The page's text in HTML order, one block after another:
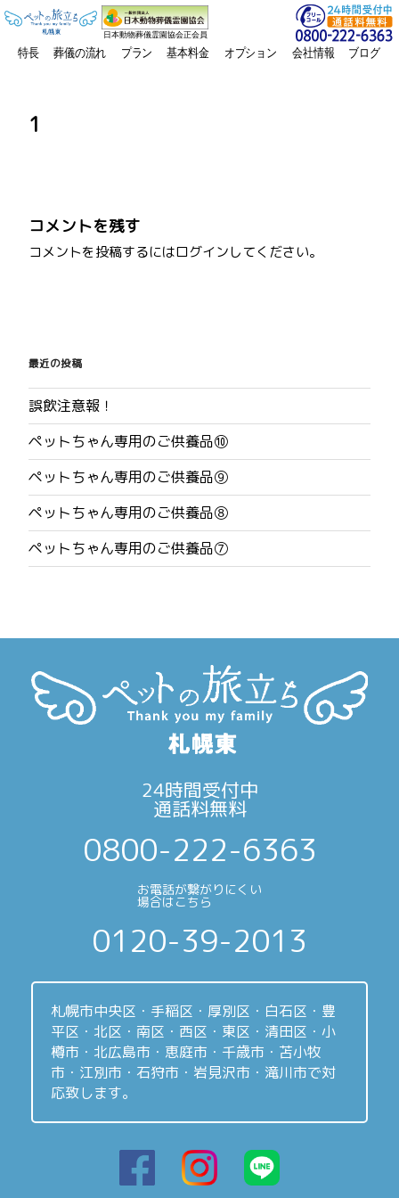
日本動物葬儀霊園協会正会員
特長 葬儀の流れ プラン 基本料金 オプション 会社情報 ブログ
1
コメントを残す
コメントを投稿するにはログインしてください。
稿
ナ
ビ
ゲ
ー
シ
ョ
最近の投稿
誤飲注意報！
ペットちゃん専用のご供養品⑩
ペットちゃん専用のご供養品⑨
ペットちゃん専用のご供養品⑧
ペットちゃん専用のご供養品⑦
24時間受付中
通話料無料
0800-222-6363
お電話が繋がりにくい
場合はこちら
0120-39-2013
札幌市中央区・手稲区・厚別区・白石区・豊
平区・北区・南区・西区・東区・清田区・小
樽市・北広島市・恵庭市・千歳市・苫小牧
市・江別市・石狩市・岩見沢市・滝川市で対
応致します。